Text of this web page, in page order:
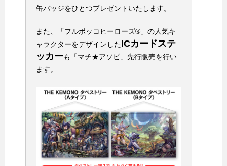
缶バッジをひとつプレゼントいたします。
また、「フルボッコヒーローズ®」の人気キ
ャラクターをデザインしたICカードステ
ッカーも「マチ★アソビ」先行販売を行い
ます。